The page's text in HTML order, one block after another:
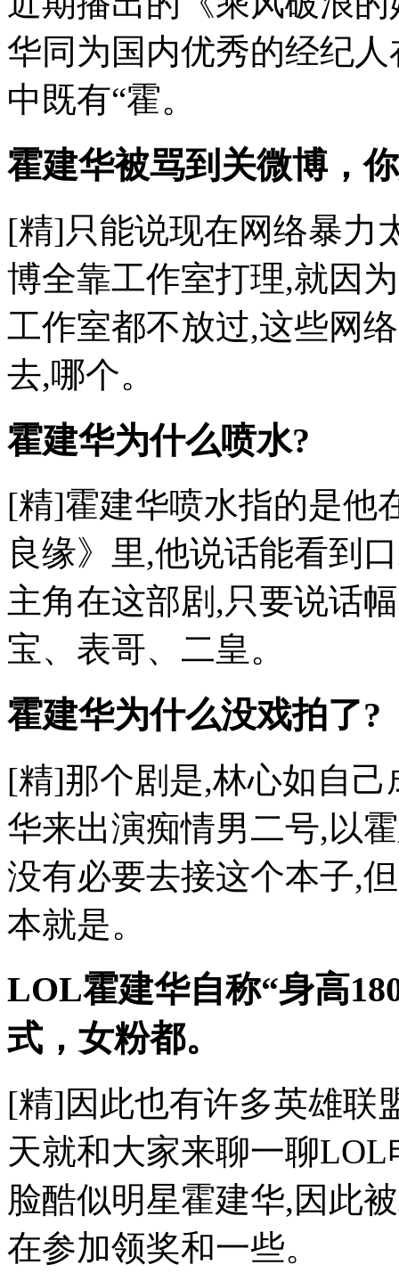
华同为国内优秀的经纪
中既有“霍。
霍建华被骂到关微博，
[精]只能说现在网络暴力
博全靠工作室打理,就因
工作室都不放过,这些网
去,哪个。
霍建华为什么喷水?
[精]霍建华喷水指的是他
良缘》里,他说话能看到
主角在这部剧,只要说话
宝、表哥、二皇。
霍建华为什么没戏拍了?
[精]那个剧是,林心如自
华来出演痴情男二号,以
没有必要去接这个本子,
本就是。
LOL霍建华自称“身高
式，女粉都。
[精]因此也有许多英雄联
天就和大家来聊一聊
脸酷似明星霍建华,因此
在参加领奖和一些。